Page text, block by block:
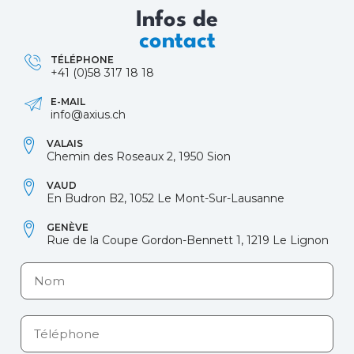
Infos de
contact
TÉLÉPHONE
+41 (0)58 317 18 18
E-MAIL
info@axius.ch
VALAIS
Chemin des Roseaux 2, 1950 Sion
VAUD
En Budron B2, 1052 Le Mont-Sur-Lausanne
GENÈVE
Rue de la Coupe Gordon-Bennett 1, 1219 Le Lignon